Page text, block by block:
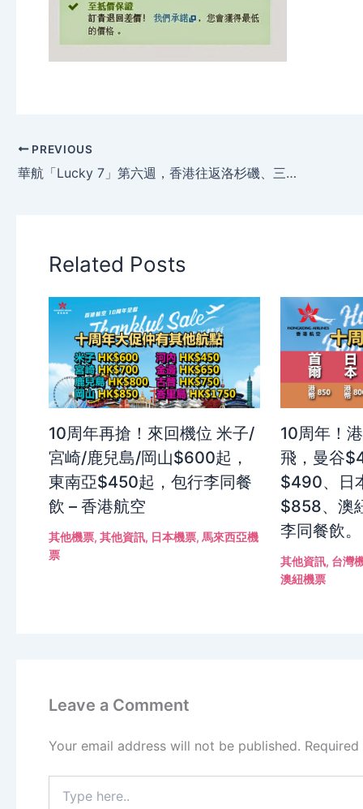
PREVIOUS
華航「Lucky 7」第六週，香港往返洛杉磯、三藩市、溫哥華，只需$2,777，連稅 $5,050，聽日開賣！
Related Posts
10周年再搶！來回機位 米子/
宮崎/鹿兒島/岡山$600起，
東南亞$450起，包行李同餐
飲 – 香港航空
其他機票, 其他資訊, 日本機票, 馬來西亞機
票
10周年！
飛，曼谷
$490、日
$858、澳
李同餐飲。
其他資訊, 台灣
澳紐機票
Leave a Comment
Your email address will not be published.
here..